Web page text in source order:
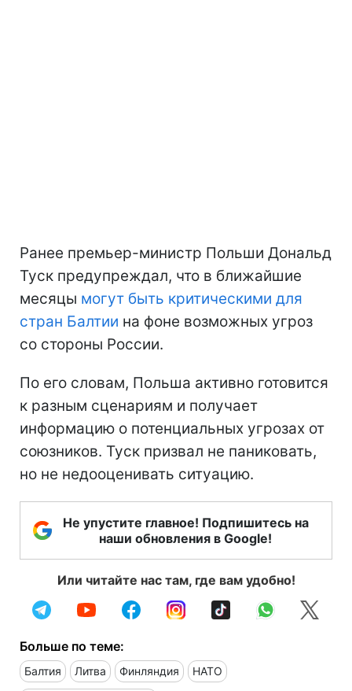
Ранее премьер-министр Польши Дональд
Туск предупреждал, что в ближайшие
месяцы могут быть критическими для
стран Балтии на фоне возможных угроз
со стороны России.
По его словам, Польша активно готовится
к разным сценариям и получает
информацию о потенциальных угрозах от
союзников. Туск призвал не паниковать,
но не недооценивать ситуацию.
Не упустите главное! Подпишитесь на
наши обновления в Google!
Или читайте нас там, где вам удобно!
Больше по теме:
Балтия Литва Финляндия НАТО